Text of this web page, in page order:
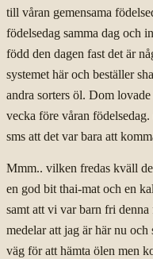
till våran gemensama
födelsedag samma dag och
född den dagen fast det är
systemet här och beställer
andra sorters öl. Dom
vecka före våran
sms att det var bara att
Mmm.. vilken fredas kväll
en god bit thai-mat och en
samt att vi var barn fri
medelar att jag är här nu
väg för att hämta ölen men